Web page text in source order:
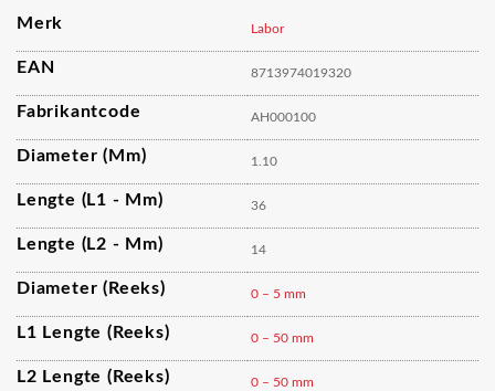
Merk Labor
EAN 8713974019320
Fabrikantcode AH000100
Diameter (mm) 1.10
Lengte (L1 - Mm) 36
Lengte (L2 - Mm) 14
Diameter (reeks) 0 – 5 mm
L1 Lengte (reeks) 0 – 50 mm
L2 Lengte (reeks) 0 – 50 mm